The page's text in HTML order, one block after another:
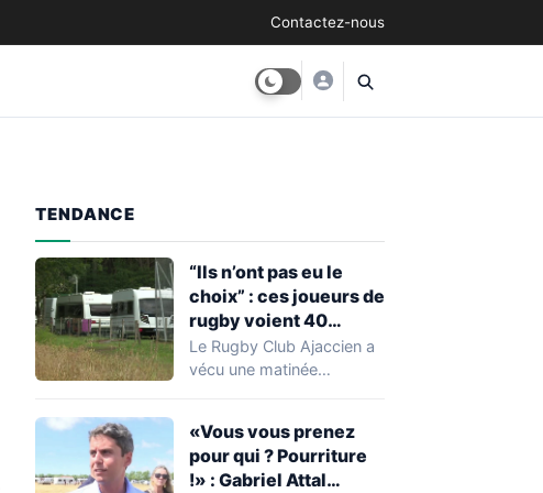
Contactez-nous
TENDANCE
“Ils n’ont pas eu le
choix” : ces joueurs de
rugby voient 40
caravanes de gens du
voyage s’installer
heure
Le Rugby Club Ajaccien a
vécu une matinée
découverte d'une…
«Vous vous prenez
pour qui ? Pourriture
!» : Gabriel Attal